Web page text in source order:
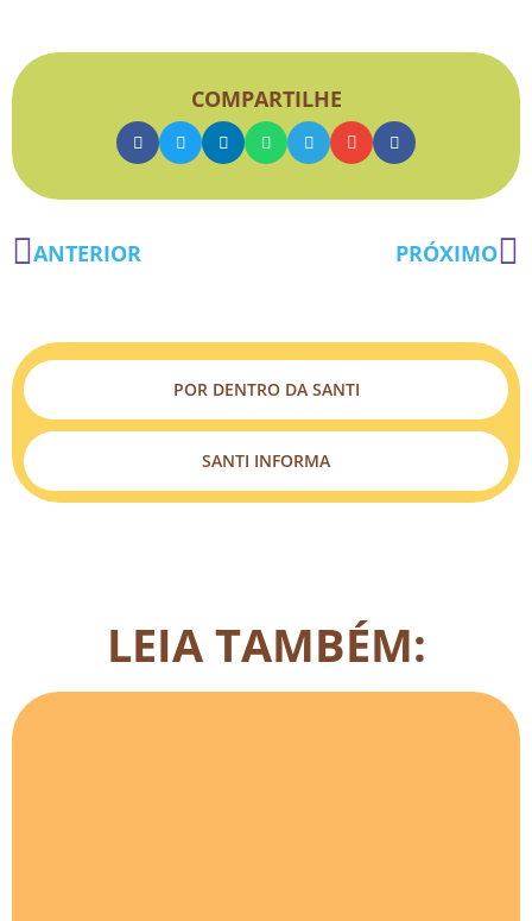
POR DENTRO DA SANTI
SANTI INFORMA
COMPARTILHE
ANTERIOR PRÓXIMO
LEIA TAMBÉM: